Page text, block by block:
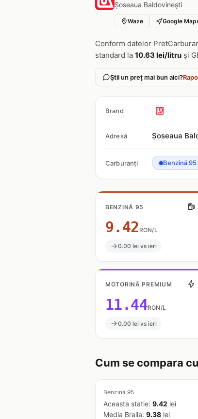
Șoseaua Baldovinești
Waze Google
Conform datelor
standard la 10.63 lei/litru și
Știi un preț mai bun aici?
Brand
Adresă Șoseaua
Carburanți Benzină 95
BENZINĂ 95
9.42 RON/L
0.00 lei vs ieri
MOTORINĂ PREMIUM
11.44RON/L
0.00 lei vs ieri
Cum se compara
Benzina 95
Aceasta statie: 9.42 lei
Media Braila: 9.38 lei